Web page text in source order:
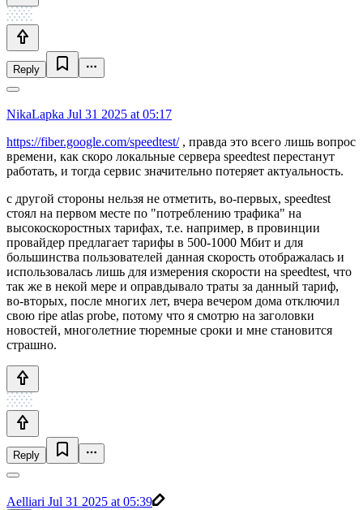
Reply
NikaLapka Jul 31 2025 at 05:17
https://fiber.google.com/speedtest/, правда это всего лишь вопрос
времени, как скоро локальные сервера speedtest перестанут
работать, и тогда сервис значительно потеряет актуальность.
с другой стороны нельзя не отметить, во-первых, speedtest
стоял на первом месте по "потреблению трафика" на
высокоскоростных тарифах, т.е. например, в провинции
провайдер предлагает тарифы в 500-1000 Мбит и для
большинства пользователей данная скорость отображалась и
использовалась лишь для измерения скорости на speedtest, что
так же в некой мере и оправдывало траты за данный тариф,
во-вторых, после многих лет, вчера вечером дома отключил
свою ripe atlas probe, потому что я смотрю на заголовки
новостей, многолетние тюремные сроки и мне становится
страшно.
Reply
Aelliari Jul 31 2025 at 05:39